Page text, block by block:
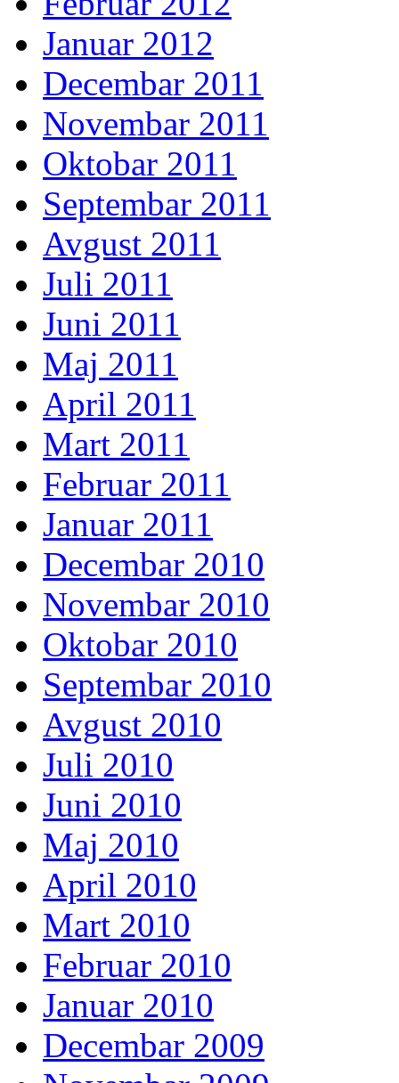
Januar 2012
Decembar 2011
Novembar 2011
Oktobar 2011
Septembar 2011
Avgust 2011
Juli 2011
Juni 2011
Maj 2011
April 2011
Mart 2011
Februar 2011
Januar 2011
Decembar 2010
Novembar 2010
Oktobar 2010
Septembar 2010
Avgust 2010
Juli 2010
Juni 2010
Maj 2010
April 2010
Mart 2010
Februar 2010
Januar 2010
Decembar 2009